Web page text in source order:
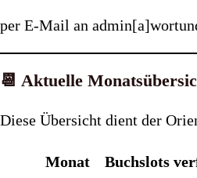
per E-Mail an
📆 Aktuelle
Diese Übersicht dient der
Monat Buchslots